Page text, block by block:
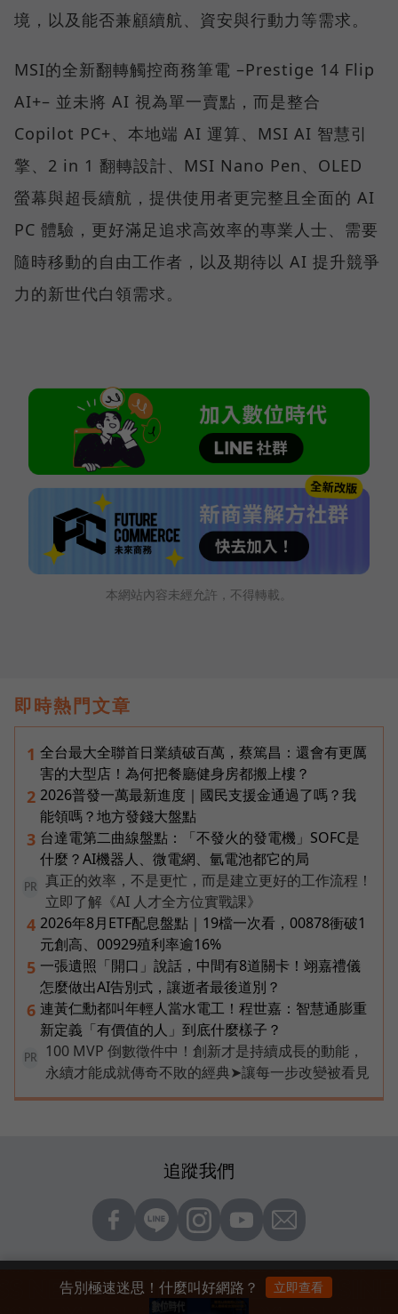
境，以及能否兼顧續航、資安與行動力等需求。
MSI的全新翻轉觸控商務筆電 –Prestige 14 Flip
AI+– 並未將 AI 視為單一賣點，而是整合
Copilot PC+、本地端 AI 運算、MSI AI 智慧引
擎、2 in 1 翻轉設計、MSI Nano Pen、OLED
螢幕與超長續航，提供使用者更完整且全面的 AI
PC 體驗，更好滿足追求高效率的專業人士、需要
隨時移動的自由工作者，以及期待以 AI 提升競爭
力的新世代白領需求。
本網站內容未經允許，不得轉載。
即時熱門文章
1 全台最大全聯首日業績破百萬，蔡篤昌：還會有更厲
害的大型店！為何把餐廳健身房都搬上樓？
2 2026普發一萬最新進度｜國民支援金通過了嗎？我
能領嗎？地方發錢大盤點
3 台達電第二曲線盤點：「不發火的發電機」SOFC是
什麼？AI機器人、微電網、氫電池都它的局
PR
真正的效率，不是更忙，而是建立更好的工作流程！
立即了解《AI 人才全方位實戰課》
4 2026年8月ETF配息盤點｜19檔一次看，00878衝破1
元創高、00929殖利率逾16%
5 一張遺照「開口」說話，中間有8道關卡！翊嘉禮儀
怎麼做出AI告別式，讓逝者最後道別？
6 連黃仁勳都叫年輕人當水電工！程世嘉：智慧通膨重
新定義「有價值的人」到底什麼樣子？
PR
100 MVP 倒數徵件中！創新才是持續成長的動能，
永續才能成就傳奇不敗的經典➤讓每一步改變被看見
追蹤我們
告別極速迷思！什麼叫好網路？ 立即查看